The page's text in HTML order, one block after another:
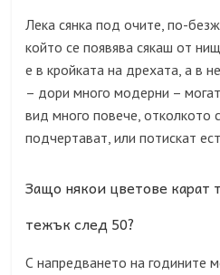
Лека сянка под очите, по-
който се появява сякаш от
е в кройката на дрехата, а в
– дори много модерни –
вид много повече, отколкото
подчертават, или потискат
Защо някои цветове карат
тежък след 50?
С напредването на годините